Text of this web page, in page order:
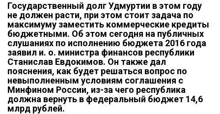
Государственный долг Удмуртии в этом году
не должен расти, при этом стоит задача по
максимуму заместить коммерческие кредиты
бюджетными. Об этом сегодня на публичных
слушаниях по исполнению бюджета 2016 года
заявил и. о. министра финансов республики
Станислав Евдокимов. Он также дал
пояснения, как будет решаться вопрос по
невыполненным условиям соглашения с
Минфином России, из-за чего республика
должна вернуть в федеральный бюджет 14,6
млрд рублей.